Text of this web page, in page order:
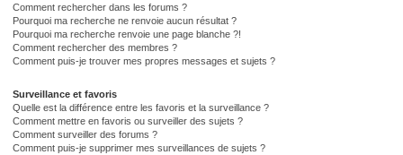
Comment rechercher dans les forums ?
Pourquoi ma recherche ne renvoie aucun résultat ?
Pourquoi ma recherche renvoie une page blanche ?!
Comment rechercher des membres ?
Comment puis-je trouver mes propres messages et sujets ?
Surveillance et favoris
Quelle est la différence entre les favoris et la surveillance ?
Comment mettre en favoris ou surveiller des sujets ?
Comment surveiller des forums ?
Comment puis-je supprimer mes surveillances de sujets ?